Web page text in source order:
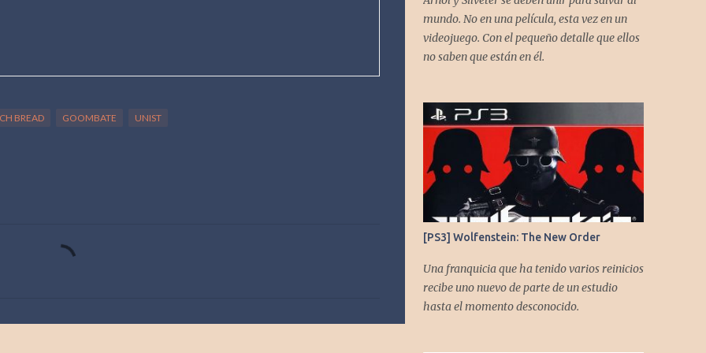
BREAD GOOMBATE UNIST
gracias a todos los que nos agregan a sus
plataformas de podcast y nos dejan
comentarios en nuestras diferentes redes.
Instagram -
https://www.instagram.com/cronicasgoomb
a/ Facebook -
https://www.facebook.com/CronicasGoomb
a
mundo. No en una película, esta vez en un
videojuego. Con el pequeño detalle que ellos
no saben que están en él.
[PS3] Wolfenstein: The New Order
Una franquicia que ha tenido varios reinicios
recibe uno nuevo de parte de un estudio
hasta el momento desconocido.